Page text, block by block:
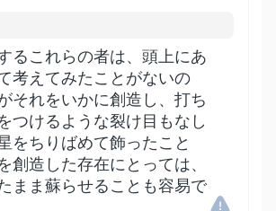
るこれらの者は、頭上にあ
考えてみたことがないの
それをいかに創造し、打ち
つけるような裂け目もなし
をちりばめて飾ったこと
創造した存在にとっては、
まま蘇らせることも容易で